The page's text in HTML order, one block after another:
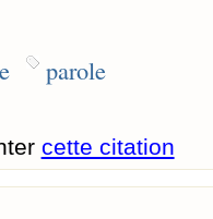
parole
cette citation